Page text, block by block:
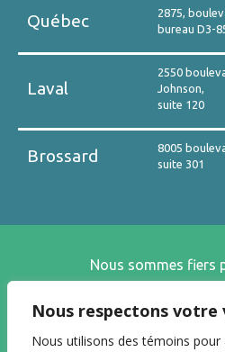
Nous respectons votre
Nous utilisons des témoins
Québec
2875,
bureau D3-
Laval
2550
Johnson,
suite 120
Brossard
8005
suite 301
Nous sommes fiers